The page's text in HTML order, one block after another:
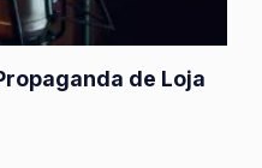
de Loja